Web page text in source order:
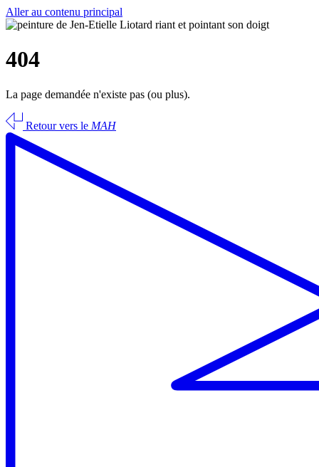
Aller au contenu principal
404
La page demandée n'existe pas (ou plus).
Retour vers le MAH